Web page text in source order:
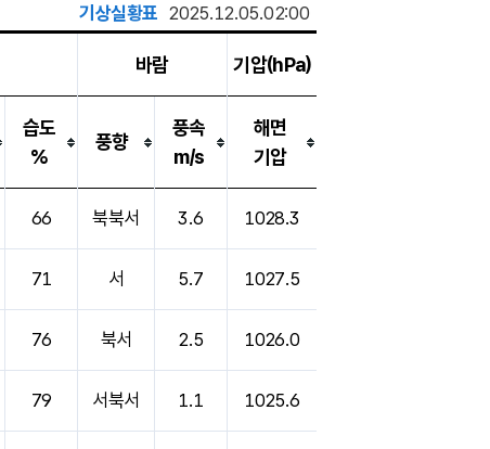
기상실황표 2025.12.05.02:00
바람 기압(hPa)
습도
%
풍향
풍속
m/s
해면
기압
66 북북서 3.6 1028.3
71 서 5.7 1027.5
76 북서 2.5 1026.0
79 서북서 1.1 1025.6